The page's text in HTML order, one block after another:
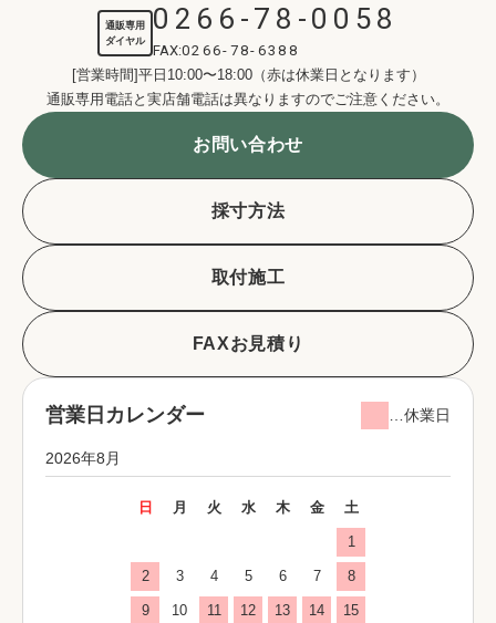
通販専用
ダイヤル
0266-78-0058
FAX:0266-78-6388
[営業時間]平日10:00〜18:00（赤は休業日となります）
通販専用電話と実店舗電話は異なりますのでご注意ください。
お問い合わせ
採寸方法
取付施工
FAXお見積り
営業日カレンダー …休業日
2026年8月
日 月 火 水 木 金 土
1
2 3 4 5 6 7 8
9 10 11 12 13 14 15